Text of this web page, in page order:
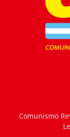
Comunismo